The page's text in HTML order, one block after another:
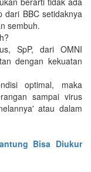
dari BBC setidaknya
sembuh.
SpP, dari OMNI
dengan kekuatan
optimal, maka
sampai virus
atau dalam
Bisa Diukur